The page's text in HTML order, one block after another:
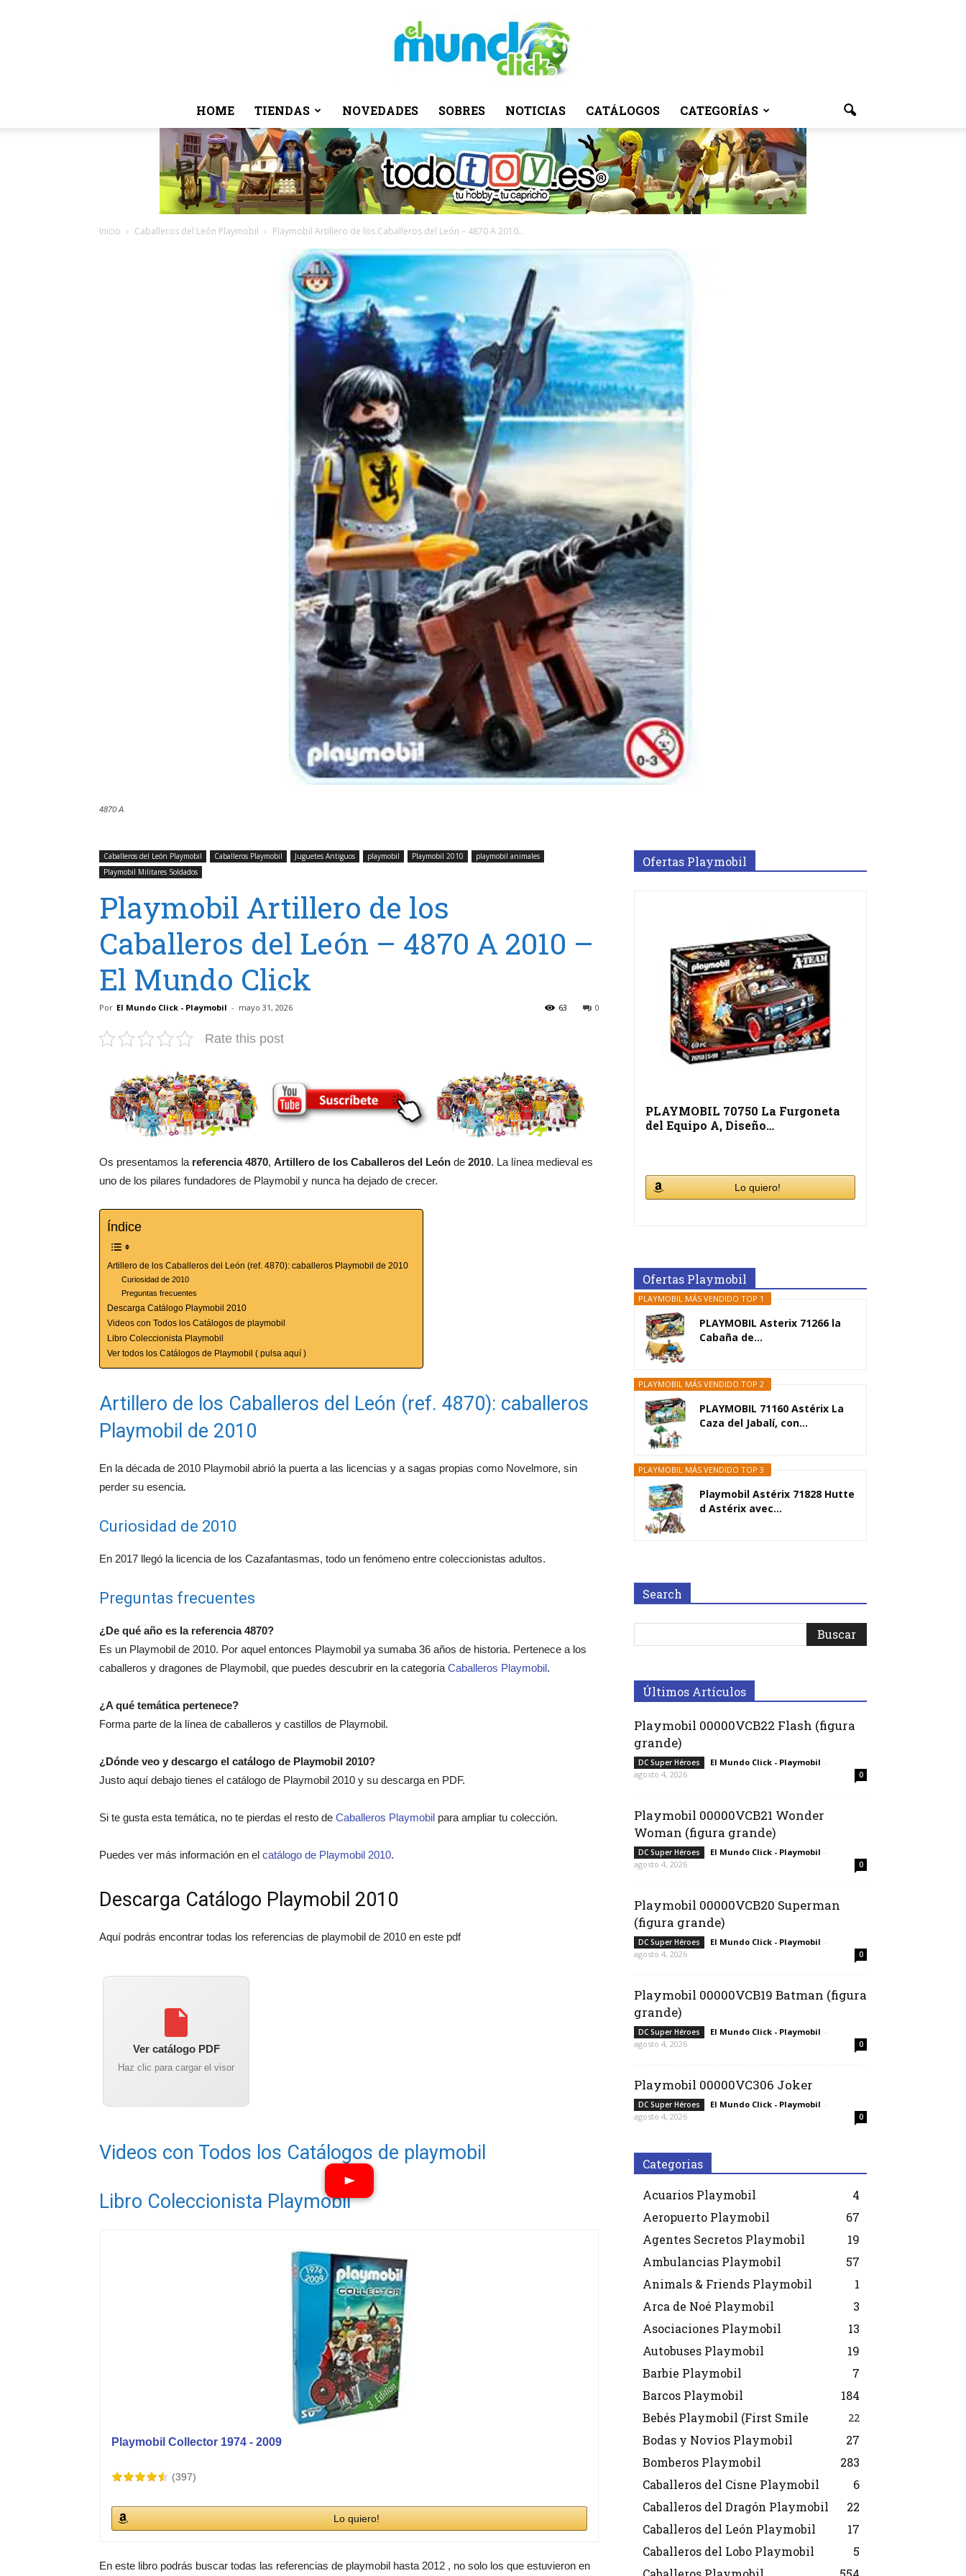
El
Click
HOME TIENDAS NOVEDADES SOBRES NOTICIAS CATÁLOGOS CATEGORÍAS
Inicio Caballeros del León Playmobil Playmobil Artillero de los Caballeros del León – 4870 A 2010...
4870 A
Caballeros del León Playmobil Caballeros Playmobil Juguetes Antiguos playmobil Playmobil 2010
playmobil animales
Playmobil Militares Soldados
Playmobil Artillero de los
Caballeros del León – 4870 A 2010 –
El Mundo Click
Por El Mundo Click - Playmobil - mayo 31, 2026 0
63
Rate this post
Os presentamos la referencia 4870, Artillero de los Caballeros del León de 2010. La línea medieval es
uno de los pilares fundadores de Playmobil y nunca ha dejado de crecer.
Índice
Artillero de los Caballeros del León (ref. 4870): caballeros Playmobil de 2010
Curiosidad de 2010
Preguntas frecuentes
Descarga Catálogo Playmobil 2010
Videos con Todos los Catálogos de playmobil
Libro Coleccionista Playmobil
Ver todos los Catálogos de Playmobil ( pulsa aquí )
Artillero de los Caballeros del León (ref. 4870): caballeros
Playmobil de 2010
En la década de 2010 Playmobil abrió la puerta a las licencias y a sagas propias como Novelmore, sin
perder su esencia.
Curiosidad de 2010
En 2017 llegó la licencia de los Cazafantasmas, todo un fenómeno entre coleccionistas adultos.
Preguntas frecuentes
¿De qué año es la referencia 4870?
Es un Playmobil de 2010. Por aquel entonces Playmobil ya sumaba 36 años de historia. Pertenece a los
caballeros y dragones de Playmobil, que puedes descubrir en la categoría Caballeros Playmobil.
¿A qué temática pertenece?
Forma parte de la línea de caballeros y castillos de Playmobil.
¿Dónde veo y descargo el catálogo de Playmobil 2010?
Justo aquí debajo tienes el catálogo de Playmobil 2010 y su descarga en PDF.
Si te gusta esta temática, no te pierdas el resto de Caballeros Playmobil para ampliar tu colección.
Puedes ver más información en el catálogo de Playmobil 2010.
Descarga Catálogo Playmobil 2010
Aquí podrás encontrar todas los referencias de playmobil de 2010 en este pdf
Ver catálogo PDF
Haz clic para cargar el visor
Videos con Todos los Catálogos de playmobil
Libro Coleccionista Playmobil
Playmobil Collector 1974 - 2009
(397)
Lo quiero!
En este libro podrás buscar todas las referencias de playmobil hasta 2012 , no solo los que estuvieron en
Ofertas Playmobil
PLAYMOBIL 70750 La Furgoneta
del Equipo A, Diseño…
Lo quiero!
Ofertas Playmobil
PLAYMOBIL MÁS VENDIDO TOP 1
PLAYMOBIL Asterix 71266 la
Cabaña de...
PLAYMOBIL MÁS VENDIDO TOP 2
PLAYMOBIL 71160 Astérix La
Caza del Jabalí, con...
PLAYMOBIL MÁS VENDIDO TOP 3
Playmobil Astérix 71828 Hutte
d Astérix avec...
Search
Últimos Artículos
Playmobil 00000VCB22 Flash (figura
grande)
DC Super Héroes El Mundo Click - Playmobil -
agosto 4, 2026
0
Playmobil 00000VCB21 Wonder
Woman (figura grande)
DC Super Héroes El Mundo Click - Playmobil -
agosto 4, 2026
0
Playmobil 00000VCB20 Superman
(figura grande)
DC Super Héroes El Mundo Click - Playmobil -
agosto 4, 2026
0
Playmobil 00000VCB19 Batman (figura
grande)
DC Super Héroes El Mundo Click - Playmobil -
agosto 4, 2026
0
Playmobil 00000VC306 Joker
DC Super Héroes El Mundo Click - Playmobil -
agosto 4, 2026
0
Categorias
Acuarios Playmobil
4
Aeropuerto Playmobil
67
Agentes Secretos Playmobil
19
Ambulancias Playmobil
57
Animals & Friends Playmobil
1
Arca de Noé Playmobil
3
Asociaciones Playmobil
13
Autobuses Playmobil
19
Barbie Playmobil
7
Barcos Playmobil
184
Bebés Playmobil (First Smile
22
Bodas y Novios Playmobil
27
Bomberos Playmobil
283
Caballeros del Cisne Playmobil
6
Caballeros del Dragón Playmobil
22
Caballeros del León Playmobil
17
Caballeros del Lobo Playmobil
5